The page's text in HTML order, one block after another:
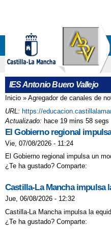
IES Antonio Buero Vallejo
Se encuentra
Inicio » Agregador de canales de
URL: https://
Actualizado: hace 19 mins 58 segs
El Gobierno regional
Vie, 07/08/2026 - 11:24
El Gobierno regional impulsa un
¿Te ha gustado? Comparte:
Castilla-La Mancha impulsa
Jue, 06/08/2026 - 12:32
Castilla-La Mancha impulsa la
¿Te ha gustado? Comparte: